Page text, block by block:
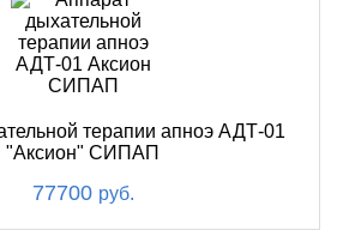
терапии апноэ АДТ-01
"Аксион" СИПАП
77700 руб.